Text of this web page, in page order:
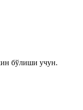
бўлиши учун.